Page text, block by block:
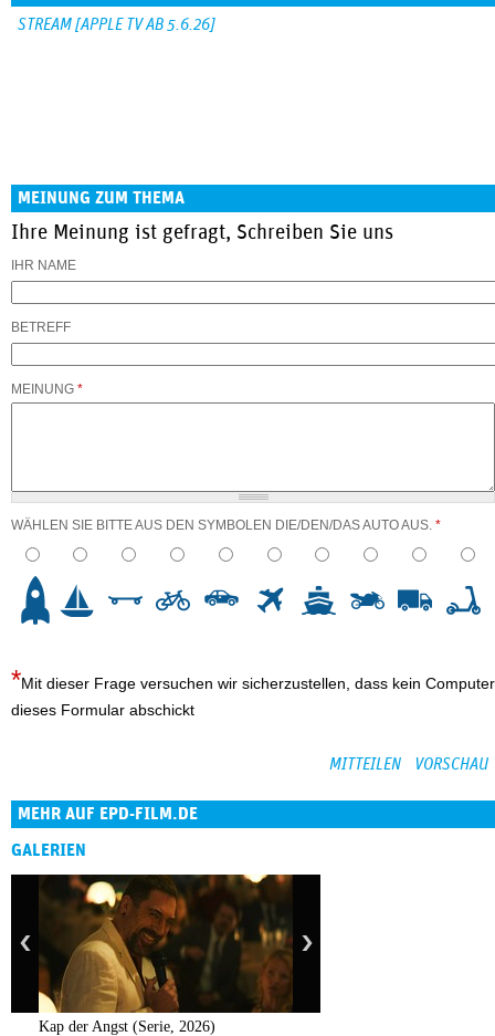
STREAM [APPLE TV AB 5.6.26]
MEINUNG ZUM THEMA
Ihre Meinung ist gefragt, Schreiben Sie uns
IHR NAME
BETREFF
MEINUNG *
WÄHLEN SIE BITTE AUS DEN SYMBOLEN DIE/DEN/DAS AUTO AUS. *
Mit dieser Frage versuchen wir sicherzustellen, dass kein Computer
dieses Formular abschickt
MEHR AUF EPD-FILM.DE
GALERIEN
Kap der Angst (Serie, 2026)